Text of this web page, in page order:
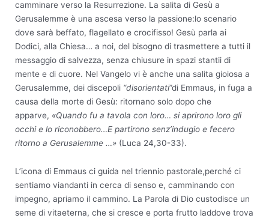
camminare verso la Resurrezione. La salita di Gesù a
Gerusalemme è una ascesa verso la passione:lo scenario
dove sarà beffato, flagellato e crocifisso! Gesù parla ai
Dodici, alla Chiesa… a noi, del bisogno di trasmettere a tutti il
messaggio di salvezza, senza chiusure in spazi stantii di
mente e di cuore. Nel Vangelo vi è anche una salita gioiosa a
Gerusalemme, dei discepoli “disorientati”di Emmaus, in fuga a
causa della morte di Gesù: ritornano solo dopo che
apparve, «Quando fu a tavola con loro… si aprirono loro gli
occhi e lo riconobbero…E partirono senz’indugio e fecero
ritorno a Gerusalemme …» (Luca 24,30-33).
L’icona di Emmaus ci guida nel triennio pastorale,perché ci
sentiamo viandanti in cerca di senso e, camminando con
impegno, apriamo il cammino. La Parola di Dio custodisce un
seme di vitaeterna, che si cresce e porta frutto laddove trova